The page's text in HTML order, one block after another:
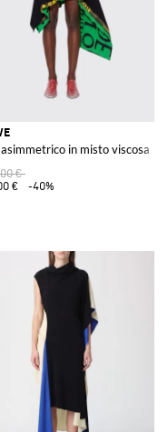
e orlo asimmetrico
in misto viscosa
€
€
-40%